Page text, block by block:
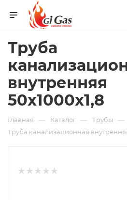
Труба
внутренняя
50х1000х1,8
Главная — Каталог — Трубы —
Труба канализационная